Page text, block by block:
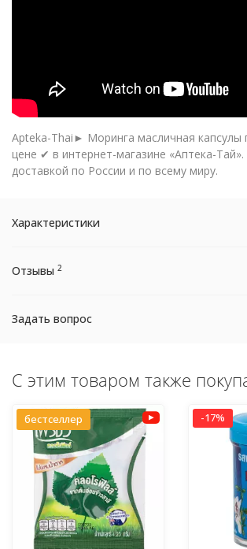
Apteka-Thai► Моринга масличная капсулы
цене ✔ в интернет-магазине «Аптека-
доставкой по России и по всему миру.
Характеристики
Отзывы 2
Задать вопрос
С этим товаром также
бестселлер -17%